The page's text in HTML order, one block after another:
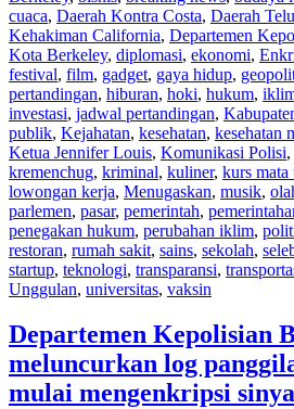
cuaca, Daerah Kontra Costa, Daerah
Kehakiman California, Departemen
Kota Berkeley, diplomasi, ekonomi,
festival, film, gadget, gaya hidup,
pertandingan, hiburan, hoki, hukum,
investasi, jadwal pertandingan,
publik, Kejahatan, kesehatan, kesehatan
Ketua Jennifer Louis, Komunikasi Polisi,
kremenchug, kriminal, kuliner, kurs mata
lowongan kerja, Menugaskan, musik,
parlemen, pasar, pemerintah,
penegakan hukum, perubahan iklim,
restoran, rumah sakit, sains, sekolah,
startup, teknologi, transparansi,
Unggulan, universitas, vaksin
Departemen Kepolisian
meluncurkan log
mulai mengenkripsi